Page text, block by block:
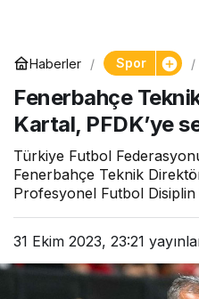
Haberler Spor
Fenerbahçe
Kartal, PFDK’ye
Türkiye Futbol
Fenerbahçe Teknik
Profesyonel Futbol
31 Ekim 2023, 23:21